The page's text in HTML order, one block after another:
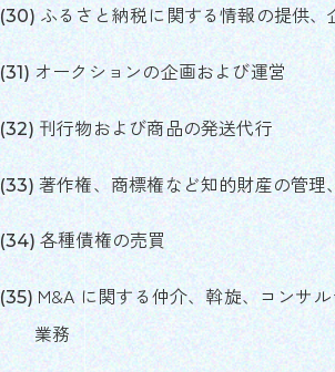
ふるさと納税に関する情報の提供
オークションの企画および運営
刊行物および商品の発送代行
著作権、商標権など知的財産の管
各種債権の売買
M&A に関する仲介、斡旋、コンサ
業務